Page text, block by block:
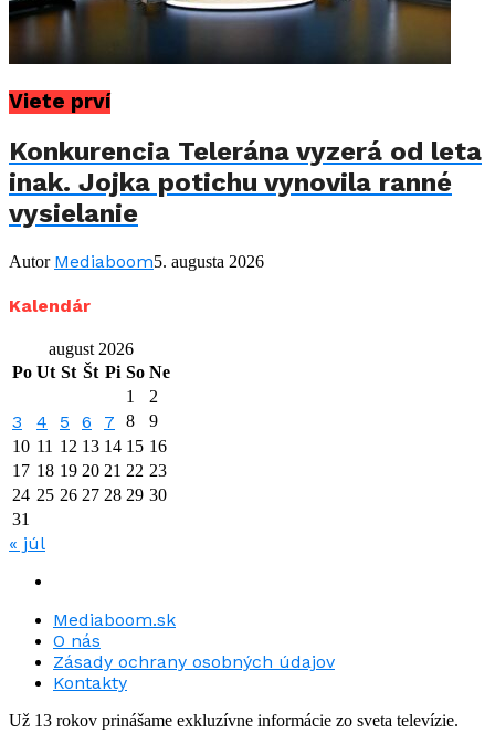
Viete prví
Konkurencia Telerána vyzerá od leta
inak. Jojka potichu vynovila ranné
vysielanie
Autor Mediaboom5. augusta 2026
Kalendár
august 2026
Po Ut St Št Pi So Ne
1
2
3 4 5 6 7 8
9
10 11 12 13 14 15 16
17 18 19 20 21 22 23
24 25 26 27 28 29 30
31
« júl
Mediaboom.sk
O nás
Zásady ochrany osobných údajov
Kontakty
Už 13 rokov prinášame exkluzívne informácie zo sveta televízie.